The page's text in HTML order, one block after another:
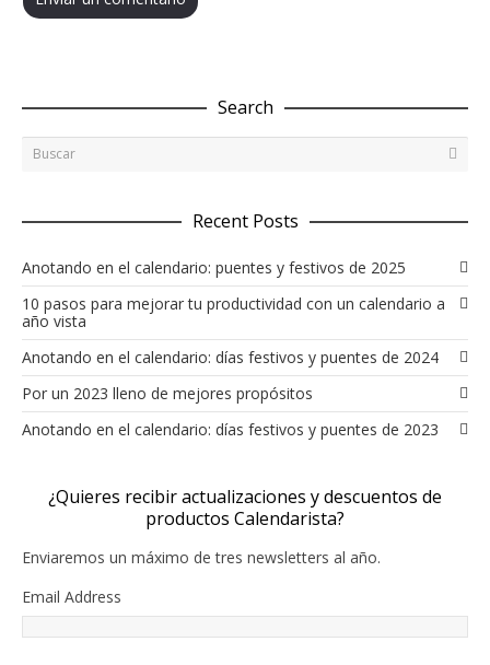
Search
Recent Posts
Anotando en el calendario: puentes y festivos de 2025
10 pasos para mejorar tu productividad con un calendario a
año vista
Anotando en el calendario: días festivos y puentes de 2024
Por un 2023 lleno de mejores propósitos
Anotando en el calendario: días festivos y puentes de 2023
¿Quieres recibir actualizaciones y descuentos de
productos Calendarista?
Enviaremos un máximo de tres newsletters al año.
Email Address